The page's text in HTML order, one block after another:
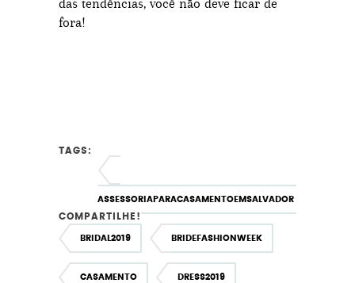
das tendências, você não deve ficar de
fora!
TAGS:
ASSESSORIAPARACASAMENTOEMSALVADOR
BRIDAL2019 BRIDEFASHIONWEEK
CASAMENTO DRESS2019
COMPARTILHE!